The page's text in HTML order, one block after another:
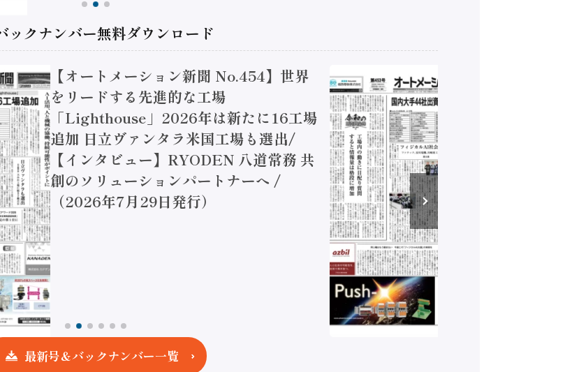
ックナンバー無料ダウンロード
【オートメーション新聞 No.454】世界
をリードする先進的な工場
「Lighthouse」2026年は新たに16工場
追加 日立ヴァンタラ米国工場も選出/
【インタビュー】RYODEN 八道常務 共
創のソリューションパートナーへ /
（2026年7月29日発行）
最新号＆バックナンバー一覧